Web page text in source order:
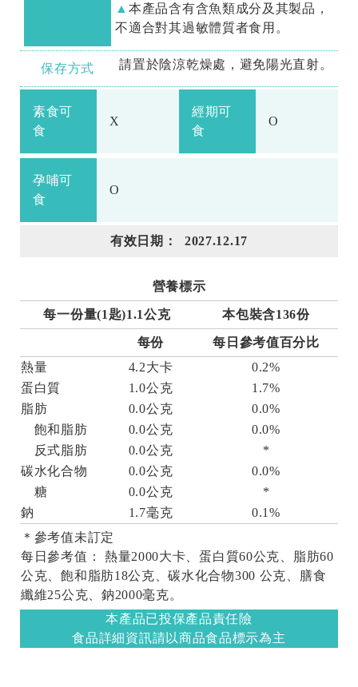
本產品含有含魚類成分及其製品，
不適合對其過敏體質者食用。
保存方式 請置於陰涼乾燥處，避免陽光直射。
素食可
食
X
經期可
食
O
孕哺可
食
O
有效日期： 2027.12.17
營養標示
每一份量(1匙)1.1公克 本包裝含136份
每份
每日參考值百分比
熱量
4.2大卡
0.2%
蛋白質
1.0公克
1.7%
脂肪
0.0公克
0.0%
飽和脂肪
0.0公克
0.0%
反式脂肪
0.0公克
*
碳水化合物
0.0公克
0.0%
糖
0.0公克
*
鈉
1.7毫克
0.1%
＊參考值未訂定
每日參考值： 熱量2000大卡、蛋白質60公克、脂肪60
公克、飽和脂肪18公克、碳水化合物300 公克、膳食
纖維25公克、鈉2000毫克。
本產品已投保產品責任險
食品詳細資訊請以商品食品標示為主